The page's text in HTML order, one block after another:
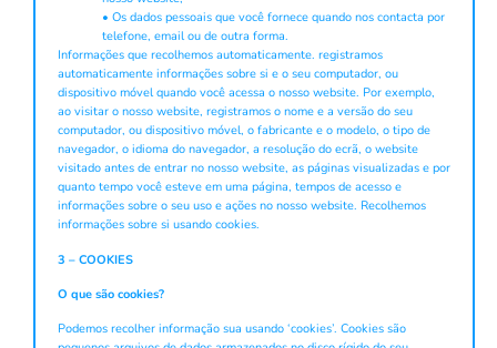
• Os dados pessoais que você fornece quando nos contacta por
telefone, email ou de outra forma.
Informações que recolhemos automaticamente. registramos
automaticamente informações sobre si e o seu computador, ou
dispositivo móvel quando você acessa o nosso website. Por exemplo,
ao visitar o nosso website, registramos o nome e a versão do seu
computador, ou dispositivo móvel, o fabricante e o modelo, o tipo de
navegador, o idioma do navegador, a resolução do ecrã, o website
visitado antes de entrar no nosso website, as páginas visualizadas e por
quanto tempo você esteve em uma página, tempos de acesso e
informações sobre o seu uso e ações no nosso website. Recolhemos
informações sobre si usando cookies.
3 – COOKIES
O que são cookies?
Podemos recolher informação sua usando ‘cookies’. Cookies são